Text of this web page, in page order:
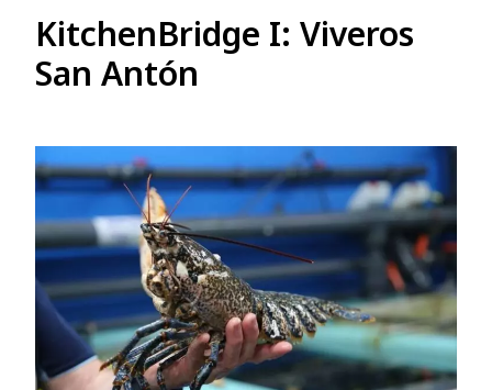
KitchenBridge I: Viveros
San Antón